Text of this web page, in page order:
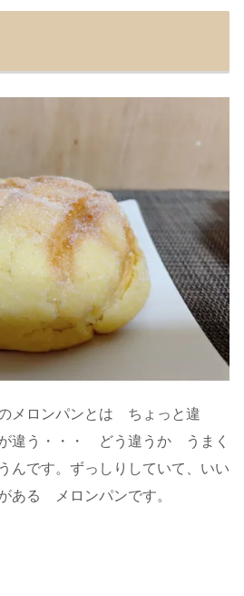
メロンパンとは ちょっと違
違う・・・ どう違うか うまく
です。ずっしりしていて、いい
ある メロンパンです。